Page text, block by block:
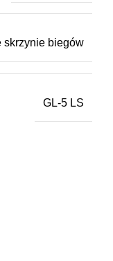
skrzynie biegów
GL-5 LS